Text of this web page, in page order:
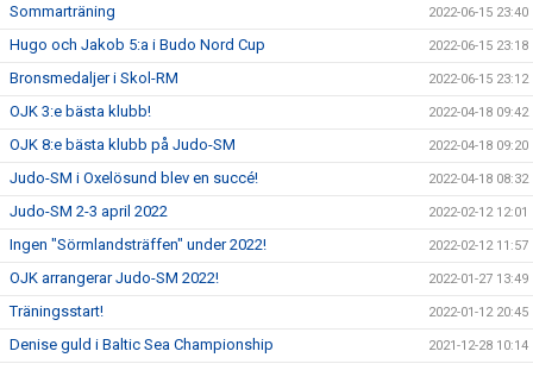
Sommarträning 2022-06-15 23:40
Hugo och Jakob 5:a i Budo Nord Cup 2022-06-15 23:18
Bronsmedaljer i Skol-RM 2022-06-15 23:12
OJK 3:e bästa klubb! 2022-04-18 09:42
OJK 8:e bästa klubb på Judo-SM 2022-04-18 09:20
Judo-SM i Oxelösund blev en succé! 2022-04-18 08:32
Judo-SM 2-3 april 2022 2022-02-12 12:01
Ingen "Sörmlandsträffen" under 2022! 2022-02-12 11:57
OJK arrangerar Judo-SM 2022! 2022-01-27 13:49
Träningsstart! 2022-01-12 20:45
Denise guld i Baltic Sea Championship 2021-12-28 10:14